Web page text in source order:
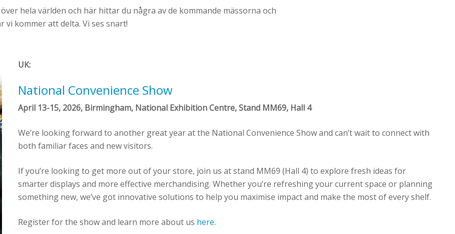
hela världen och här hittar du några av de kommande mässorna och
vi kommer att delta. Vi ses snart!
UK:
National Convenience Show
April 13-15, 2026, Birmingham, National Exhibition Centre, Stand MM69, Hall 4
We’re looking forward to another great year at the National Convenience Show and can’t wait to connect with
both familiar faces and new visitors.
If you’re looking to get more out of your store, join us at stand MM69 (Hall 4) to explore fresh ideas for
smarter displays and more effective merchandising. Whether you’re refreshing your current space or planning
something new, we’ve got innovative solutions to help you maximise impact and make the most of every shelf.
Register for the show and learn more about us here.